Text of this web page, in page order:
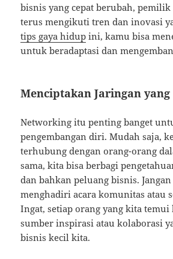
bisnis yang cepat berubah,
terus mengikuti tren dan inovasi
tips gaya hidup ini, kamu bisa
untuk beradaptasi dan
Menciptakan Jaringan
Networking itu penting banget
pengembangan diri. Mudah saja,
terhubung dengan orang-orang
sama, kita bisa berbagi
dan bahkan peluang bisnis.
menghadiri acara komunitas atau
Ingat, setiap orang yang kita temui
sumber inspirasi atau kolaborasi
bisnis kecil kita.